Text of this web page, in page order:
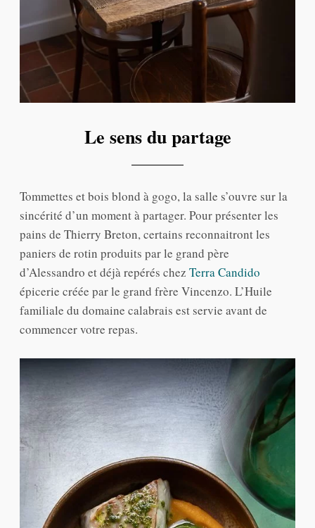
Le sens du partage
Tommettes et bois blond à gogo, la salle s’ouvre sur la
sincérité d’un moment à partager. Pour présenter les
pains de Thierry Breton, certains reconnaitront les
paniers de rotin produits par le grand père
d’Alessandro et déjà repérés chez Terra Candido
épicerie créée par le grand frère Vincenzo. L’Huile
familiale du domaine calabrais est servie avant de
commencer votre repas.